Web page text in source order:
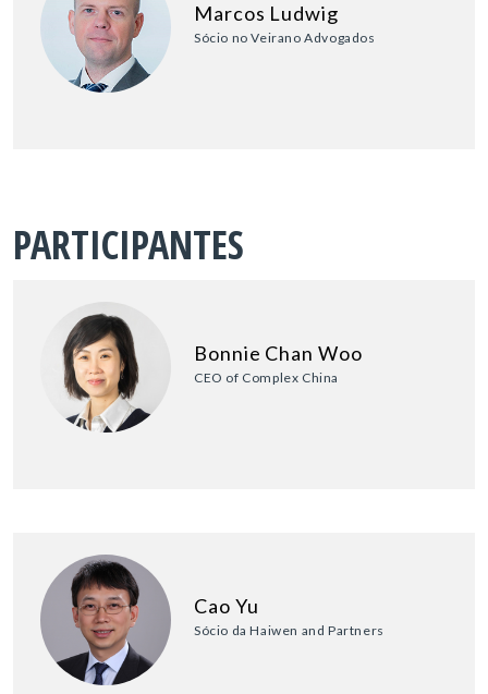
Marcos Ludwig
Sócio no Veirano Advogados
PARTICIPANTES
Bonnie Chan Woo
CEO of Complex China
Cao Yu
Sócio da Haiwen and Partners